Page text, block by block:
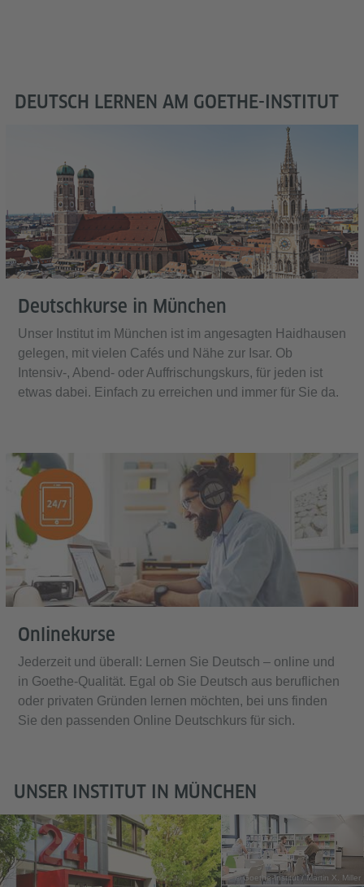
DEUTSCH LERNEN AM GOETHE-INSTITUT
Deutschkurse in München
Unser Institut im München ist im angesagten Haidhausen
gelegen, mit vielen Cafés und Nähe zur Isar. Ob
Intensiv-, Abend- oder Auffrischungskurs, für jeden ist
etwas dabei. Einfach zu erreichen und immer für Sie da.
Onlinekurse
Jederzeit und überall: Lernen Sie Deutsch – online und
in Goethe-Qualität. Egal ob Sie Deutsch aus beruflichen
oder privaten Gründen lernen möchten, bei uns finden
Sie den passenden Online Deutschkurs für sich.
UNSER INSTITUT IN MÜNCHEN
© Goethe-Institut / Martin X. Miller